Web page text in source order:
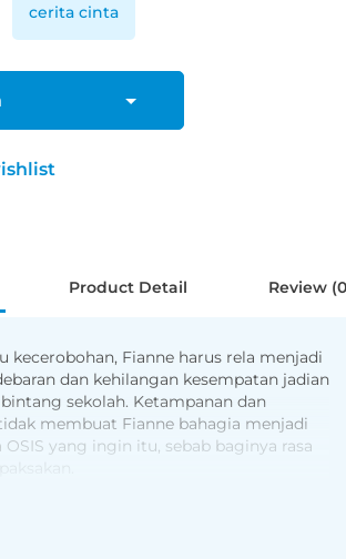
cerita cinta
Product Detail Review
kecerobohan, Fianne harus rela menjadi
dan kehilangan kesempatan jadian
sekolah. Ketampanan dan
membuat Fianne bahagia menjadi
OSIS yang ingin itu, sebab baginya rasa
memiliki kekasih romantis, bisa